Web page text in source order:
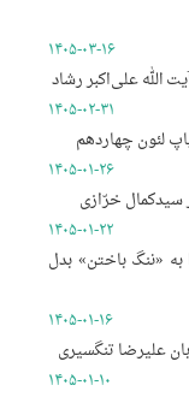
۱۴۰۵-۰۳-۱۶
الله علی‌اکبر رشاد
۱۴۰۵-۰۲-۳۱
لئون چهاردهم
۱۴۰۵-۰۱-۲۶
سیدکمال خرّازی
۱۴۰۵-۰۱-۲۲
به «ننگ باختن» بدل
۱۴۰۵-۰۱-۱۶
علیرضا تنگسیری
۱۴۰۵-۰۱-۱۰